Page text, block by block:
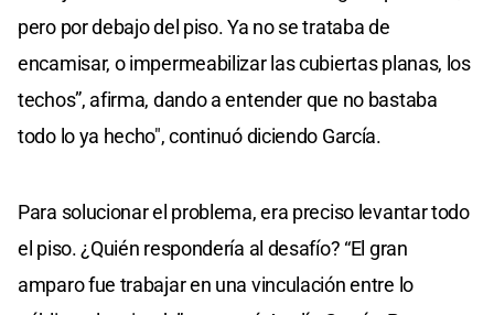
pero por debajo del piso. Ya no se trataba de
encamisar, o impermeabilizar las cubiertas planas, los
techos”, afirma, dando a entender que no bastaba
todo lo ya hecho", continuó diciendo García.
Para solucionar el problema, era preciso levantar todo
el piso. ¿Quién respondería al desafío? “El gran
amparo fue trabajar en una vinculación entre lo